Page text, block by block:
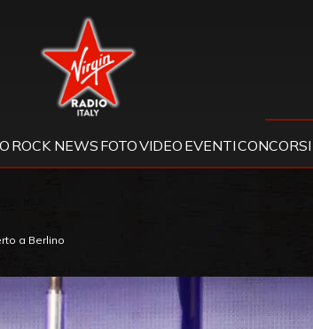
Virgin Radio
ROCK NEWS FOTOVIDEO EVENTICONCORSI
a Berlino